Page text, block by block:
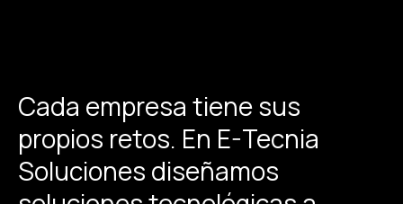
Cada empresa tiene sus
propios retos. En E-Tecnia
Soluciones diseñamos